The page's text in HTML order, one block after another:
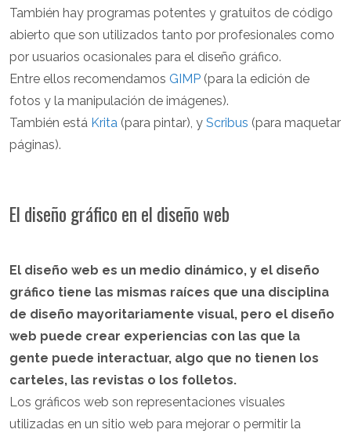
También hay programas potentes y gratuitos de código
abierto que son utilizados tanto por profesionales como
por usuarios ocasionales para el diseño gráfico.
Entre ellos recomendamos GIMP (para la edición de
fotos y la manipulación de imágenes).
También está Krita (para pintar), y Scribus (para maquetar
páginas).
El diseño gráfico en el diseño web
El diseño web es un medio dinámico, y el diseño
gráfico tiene las mismas raíces que una disciplina
de diseño mayoritariamente visual, pero el diseño
web puede crear experiencias con las que la
gente puede interactuar, algo que no tienen los
carteles, las revistas o los folletos.
Los gráficos web son representaciones visuales
utilizadas en un sitio web para mejorar o permitir la